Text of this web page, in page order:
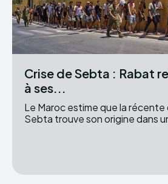
Crise de Sebta : Rabat
à ses...
Le Maroc estime que la récente
Sebta trouve son origine dans